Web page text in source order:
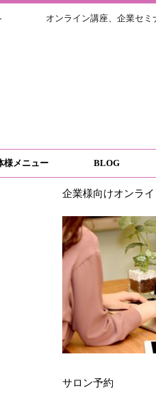
ン- オンライン講座、企業セミ
様メニュー BLOG
企業様向けオンラ
サロン予約